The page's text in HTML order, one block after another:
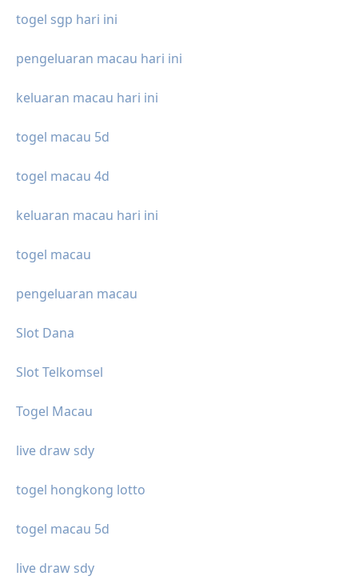
togel sgp hari ini
pengeluaran macau hari ini
keluaran macau hari ini
togel macau 5d
togel macau 4d
keluaran macau hari ini
togel macau
pengeluaran macau
Slot Dana
Slot Telkomsel
Togel Macau
live draw sdy
togel hongkong lotto
togel macau 5d
live draw sdy